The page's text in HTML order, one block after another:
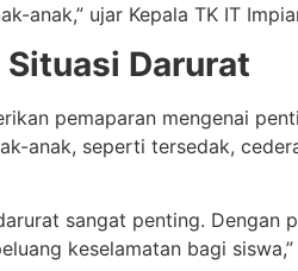
anak,” ujar Kepala TK IT
Darurat
pemaparan mengenai
anak, seperti tersedak,
sangat penting.
keselamatan bagi